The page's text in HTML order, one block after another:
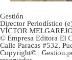
Gestión
Director Periodístico
VÍCTOR
© Empresa Editora El
Calle Paracas #532,
Copyright© |